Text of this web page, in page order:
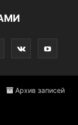
Архив записей